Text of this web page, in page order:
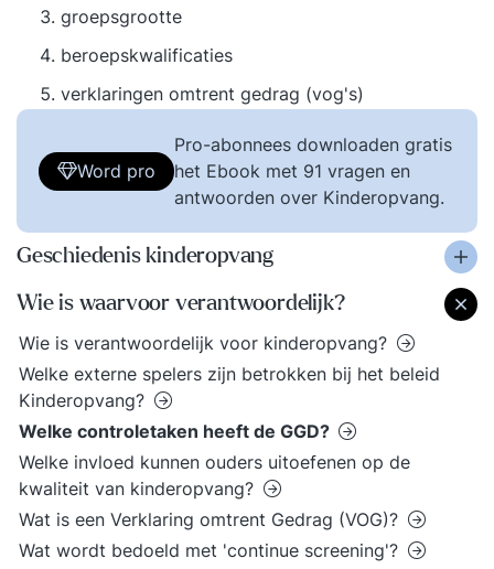
groepsgrootte
beroepskwalificaties
verklaringen omtrent gedrag (vog's)
Word pro
Pro-abonnees downloaden gratis
het Ebook met 91 vragen en
antwoorden over Kinderopvang.
Geschiedenis kinderopvang
Wie is waarvoor verantwoordelijk?
Wie is verantwoordelijk voor kinderopvang?
Welke externe spelers zijn betrokken bij het beleid
Kinderopvang?
Welke controletaken heeft de GGD?
Welke invloed kunnen ouders uitoefenen op de
kwaliteit van kinderopvang?
Wat is een Verklaring omtrent Gedrag (VOG)?
Wat wordt bedoeld met 'continue screening'?